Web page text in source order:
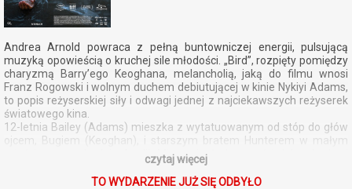
Andrea Arnold powraca z pełną buntowniczej energii, pulsującą
muzyką opowieścią o kruchej sile młodości. „Bird”, rozpięty pomiędzy
charyzmą Barry’ego Keoghana, melancholią, jaką do filmu wnosi
Franz Rogowski i wolnym duchem debiutującej w kinie Nykiyi Adams,
to popis reżyserskiej siły i odwagi jednej z najciekawszych reżyserek
światowego kina.
12-letnia Bailey (Adams) mieszka z wytatuowanym od stóp do głów
ojcem, Bugiem (Keoghan), i starszym bratem Hunterem w małym
mieście na wschodzie Anglii. Mimo ciepłych uczuć i dobrych chęci
niedojrzały Bug więcej czasu poświęca nowej partnerce i szukaniu
pomysłów na zarabianie pieniędzy, niż swojej wrażliwej córce.
czytaj więcej
TO WYDARZENIE JUŻ SIĘ ODBYŁO